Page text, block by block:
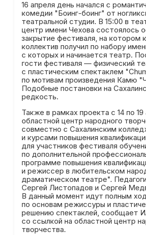
16 апреля день начался с
комедии "Боинг-боинг" от
театральной студии. В 15:00 в
центр имени Чехова состоялось
закрытие фестиваля, на котором
коллектив получил по набору
с которых и начинается театр.
гости фестиваля — физический
с пластическим спектаклем
по мотивам произведения Камю
Подобные постановки на
редкость.
Также в рамках проекта с 14 по 19
областной центр народного
совместно с Сахалинским
и курсами повышения
для участников фестиваля
по дополнительной
программе повышения
и режиссер в любительском
драматическом театре".
Сергей Листопадов и Сергей
В данный момент идут полным
по основам режиссуры и
решению спектаклей, сообщает
со ссылкой на областной центр
творчества.